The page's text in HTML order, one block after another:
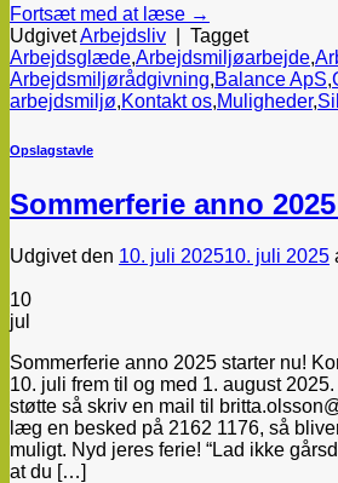
Fortsæt med at læse →
UdgivetArbejdsliv
Tagget
Arbejdsglæde,Arbejdsmiljøarbejde,
Arbejdsmiljørådgivning,Balance ApS,
arbejdsmiljø,Kontakt os,Muligheder,
Opslagstavle
Sommerferie anno
Udgivet den 10. juli 202510. juli 2025
10
jul
Sommerferie anno 2025 starter nu!
10. juli frem til og med 1. august
støtte så skriv en mail til
læg en besked på 2162 1176, så
muligt. Nyd jeres ferie! “Lad ikke
at du […]